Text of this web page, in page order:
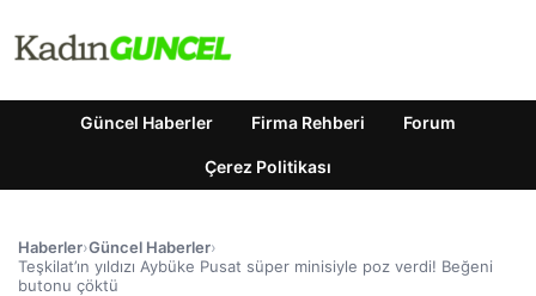
Güncel Haberler Firma Rehberi Forum
Çerez Politikası
Haberler›Güncel Haberler›
Teşkilat’ın yıldızı Aybüke Pusat süper minisiyle poz verdi! Beğeni
butonu çöktü